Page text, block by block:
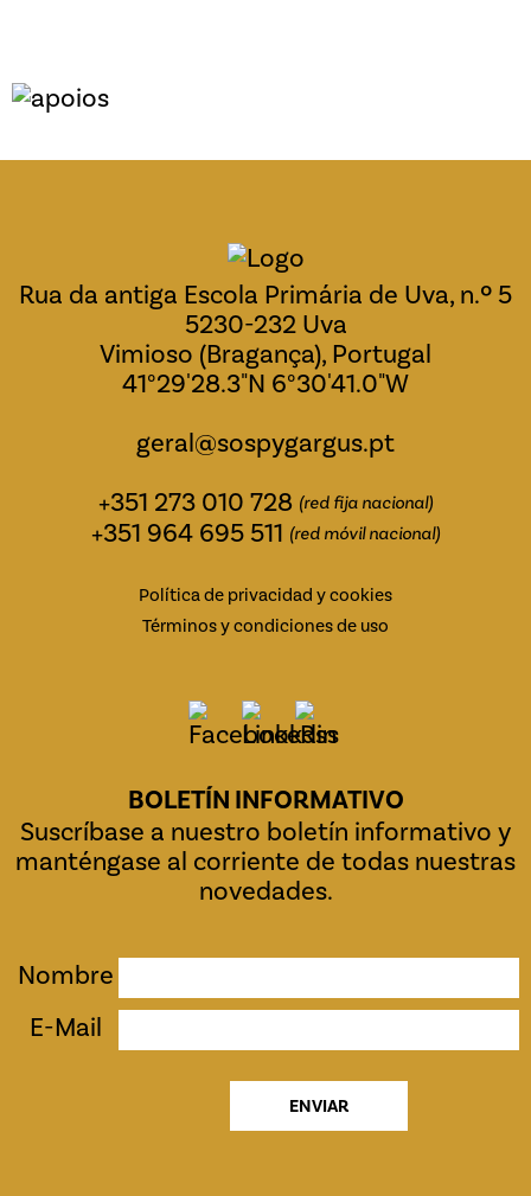
Rua da antiga Escola Primária de Uva, n.º 5
5230-232 Uva
Vimioso (Bragança), Portugal
41°29'28.3"N 6°30'41.0"W
geral@sospygargus.pt
+351 273 010 728 (red fija nacional)
+351 964 695 511 (red móvil nacional)
Política de privacidad y cookies
Términos y condiciones de uso
BOLETÍN INFORMATIVO
Suscríbase a nuestro boletín informativo y
manténgase al corriente de todas nuestras
novedades.
Nombre
E-Mail